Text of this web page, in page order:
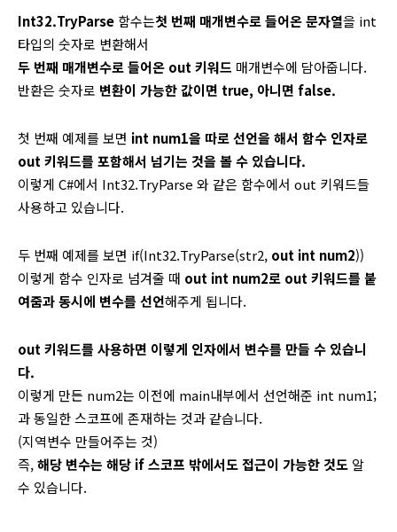
Int32.TryParse 함수는첫 번째 매개변수로 들어온 문자열을 int
타입의 숫자로 변환해서
두 번째 매개변수로 들어온 out 키워드 매개변수에 담아줍니다.
반환은 숫자로 변환이 가능한 값이면 true, 아니면 false.
첫 번째 예제를 보면 int num1을 따로 선언을 해서 함수 인자로
out 키워드를 포함해서 넘기는 것을 볼 수 있습니다.
이렇게 C#에서 Int32.TryParse 와 같은 함수에서 out 키워드들
사용하고 있습니다.
두 번째 예제를 보면 if(Int32.TryParse(str2, out int num2))
이렇게 함수 인자로 넘겨줄 때 out int num2로 out 키워드를 붙
여줌과 동시에 변수를 선언해주게 됩니다.
out 키워드를 사용하면 이렇게 인자에서 변수를 만들 수 있습니
다.
이렇게 만든 num2는 이전에 main내부에서 선언해준 int num1;
과 동일한 스코프에 존재하는 것과 같습니다.
(지역변수 만들어주는 것)
즉,해당 변수는 해당 if 스코프 밖에서도 접근이 가능한 것도 알
수 있습니다.